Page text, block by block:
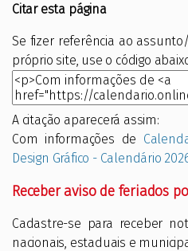
Citar esta página
Se fizer referência ao
próprio site, use o código
A citação aparecerá assim:
Com informações de
Design Gráfico - Calendário
Receber aviso de feriados
Cadastre-se para receber
nacionais, estaduais e